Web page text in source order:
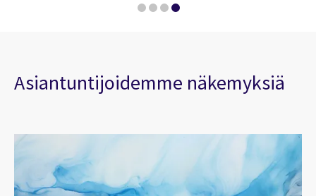
Mitä on Data management ja Data governance – ja
Asiantuntijoidemme näkemyksiä